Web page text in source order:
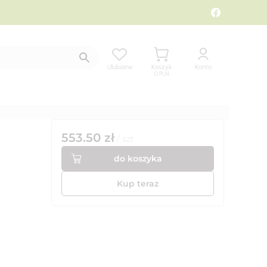
Ulubione
Koszyk
0 PLN
Konto
553.50 zł
do koszyka
Kup teraz